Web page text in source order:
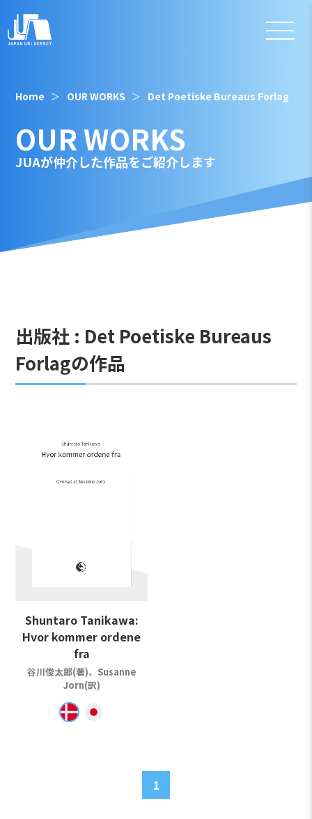
Home OUR WORKS Det Poetiske Bureaus Forlag
OUR WORKS
JUAが仲介した作品をご紹介します
出版社 : Det Poetiske Bureaus
Forlagの作品
Shuntaro Tanikawa:
Hvor kommer ordene
fra
谷川俊太郎(著)、Susanne
Jorn(訳)
1